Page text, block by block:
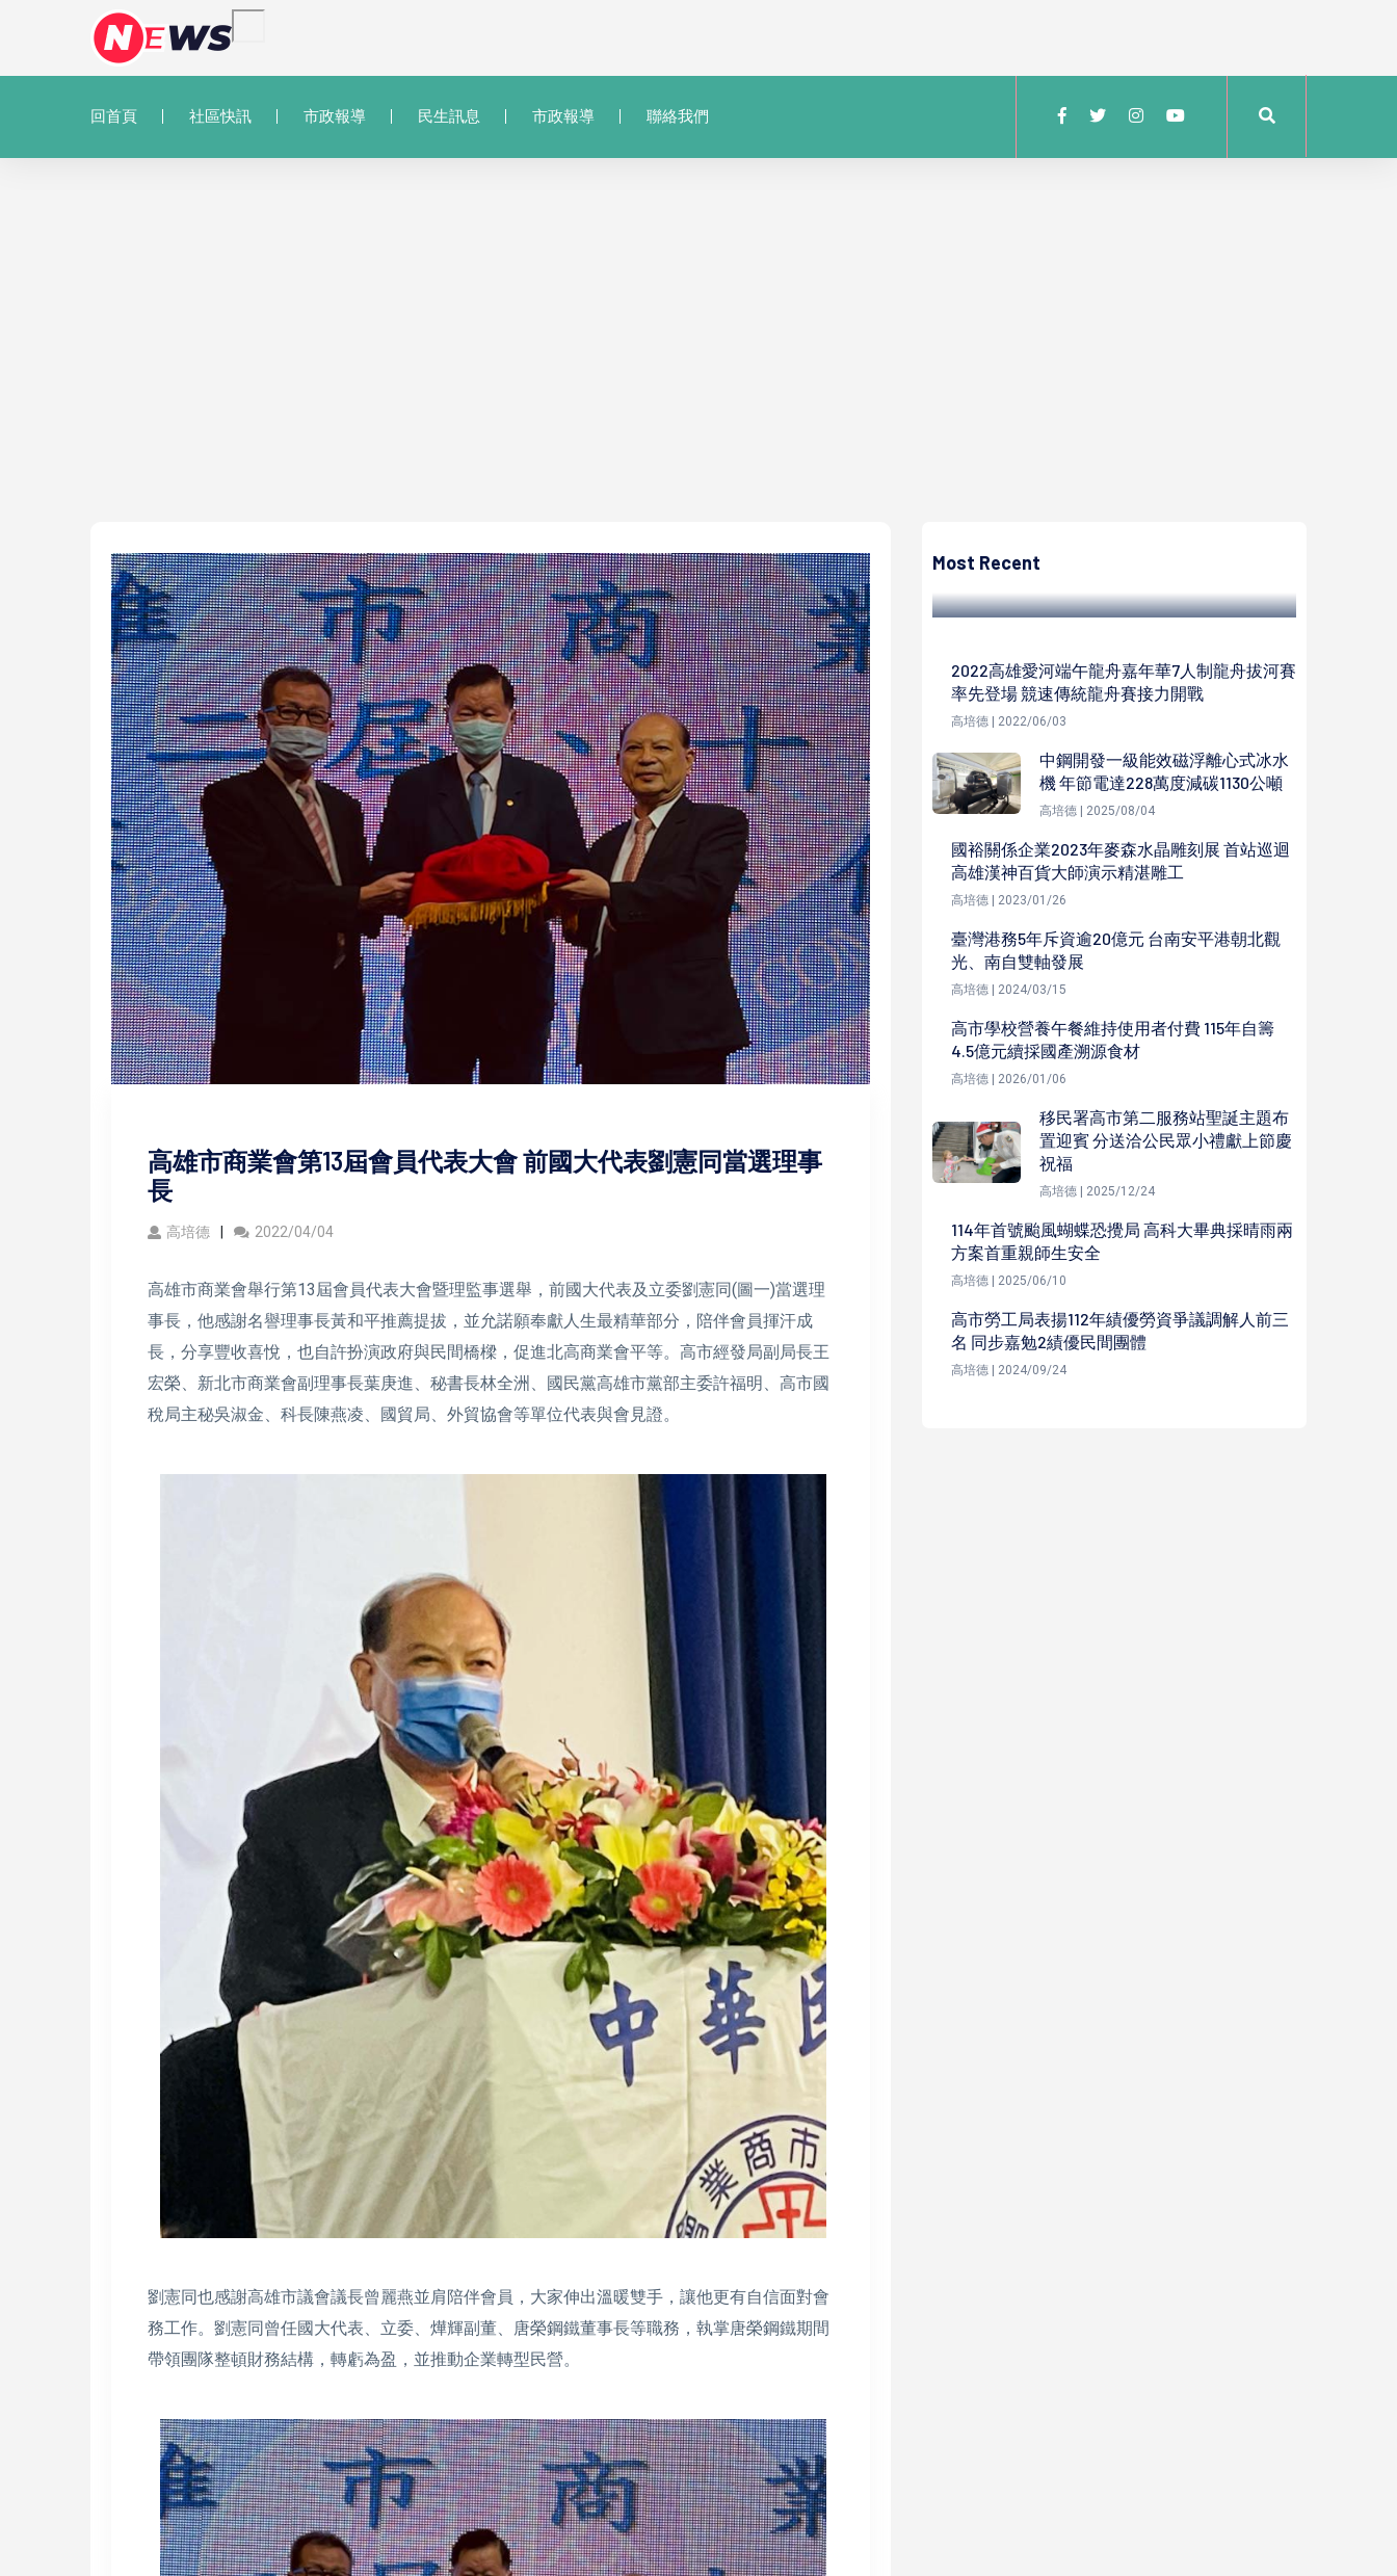
回首頁 社區快訊 市政報導 民生訊息 市政報導 聯絡我們
高雄市商業會第13屆會員代表大會 前國大代表劉憲同當選理事
長
高培德 2022/04/04
高雄市商業會舉行第13屆會員代表大會暨理監事選舉，前國大代表及立委劉憲同(圖一)當選理
事長，他感謝名譽理事長黃和平推薦提拔，並允諾願奉獻人生最精華部分，陪伴會員揮汗成
長，分享豐收喜悅，也自許扮演政府與民間橋樑，促進北高商業會平等。高市經發局副局長王
宏榮、新北市商業會副理事長葉庚進、秘書長林全洲、國民黨高雄市黨部主委許福明、高市國
稅局主秘吳淑金、科長陳燕凌、國貿局、外貿協會等單位代表與會見證。
劉憲同也感謝高雄市議會議長曾麗燕並肩陪伴會員，大家伸出溫暖雙手，讓他更有自信面對會
務工作。劉憲同曾任國大代表、立委、燁輝副董、唐榮鋼鐵董事長等職務，執掌唐榮鋼鐵期間
帶領團隊整頓財務結構，轉虧為盈，並推動企業轉型民營。
Most Recent
中心 陳其邁感謝看好投資高雄鳳山
2022高雄愛河端午龍舟嘉年華7人制龍舟拔河賽
率先登場 競速傳統龍舟賽接力開戰
高培德 | 2022/06/03
中鋼開發一級能效磁浮離心式冰水
機 年節電達228萬度減碳1130公噸
高培德 | 2025/08/04
國裕關係企業2023年麥森水晶雕刻展 首站巡迴
高雄漢神百貨大師演示精湛雕工
高培德 | 2023/01/26
臺灣港務5年斥資逾20億元 台南安平港朝北觀
光、南自雙軸發展
高培德 | 2024/03/15
高市學校營養午餐維持使用者付費 115年自籌
4.5億元續採國產溯源食材
高培德 | 2026/01/06
移民署高市第二服務站聖誕主題布
置迎賓 分送洽公民眾小禮獻上節慶
祝福
高培德 | 2025/12/24
114年首號颱風蝴蝶恐攪局 高科大畢典採晴雨兩
方案首重親師生安全
高培德 | 2025/06/10
高市勞工局表揚112年績優勞資爭議調解人前三
名 同步嘉勉2績優民間團體
高培德 | 2024/09/24